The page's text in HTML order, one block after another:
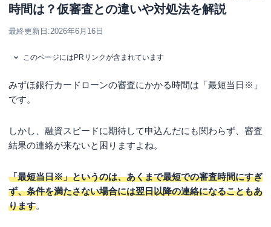
時間は？仮審査との違いや対処法を解説
最終更新日:2026年6月16日
このページにはPRリンクが含まれています
みずほ銀行カードローンの審査にかかる時間は「最短当日※ 」
です。
しかし、融資スピードに期待して申込んだにも関わらず、審査
結果の連絡が来ないと困りますよね。
「最短当日※」というのは、あくまで最短での審査時間にすぎ
ず、条件を満たさない場合には翌日以降の連絡になることもあ
ります。